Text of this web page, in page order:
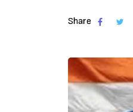
Share